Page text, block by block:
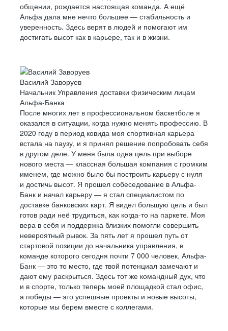
общении, рождается настоящая команда. А ещё
Альфа дала мне нечто большее — стабильность и
уверенность. Здесь верят в людей и помогают им
достигать высот как в карьере, так и в жизни.
Василий Заворуев
Начальник Управления доставки физическим лицам
Альфа-Банка
После многих лет в профессиональном баскетболе я
оказался в ситуации, когда нужно менять профессию. В
2020 году в период ковида моя спортивная карьера
встала на паузу, и я принял решение попробовать себя
в другом деле. У меня была одна цель при выборе
нового места — классная большая компания с громким
именем, где можно было бы построить карьеру с нуля
и достичь высот. Я прошел собеседование в Альфа-
Банк и начал карьеру — я стал специалистом по
доставке банковских карт. Я видел большую цель и был
готов ради неё трудиться, как когда-то на паркете. Моя
вера в себя и поддержка близких помогли совершить
невероятный рывок. За пять лет я прошел путь от
стартовой позиции до начальника управления, в
команде которого сегодня почти 7 000 человек. Альфа-
Банк — это то место, где твой потенциал замечают и
дают ему раскрыться. Здесь тот же командный дух, что
и в спорте, только теперь моей площадкой стал офис,
а победы — это успешные проекты и новые высоты,
которые мы берем вместе с коллегами.